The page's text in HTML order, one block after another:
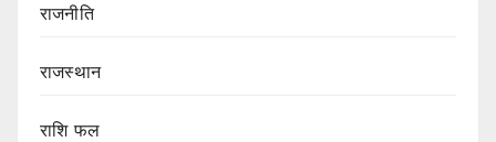
राजनीति
राजस्थान
राशि फल